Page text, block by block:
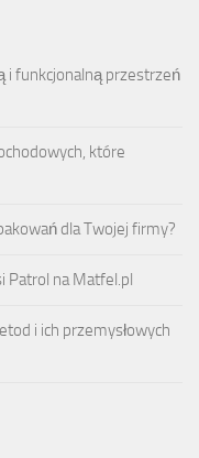
i funkcjonalną przestrzeń
które
dla Twojej firmy?
Patrol na Matfel.pl
i ich przemysłowych